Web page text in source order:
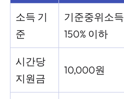
소득 기
준
기준중위소득
150% 이하
시간당
지원금
10,000원